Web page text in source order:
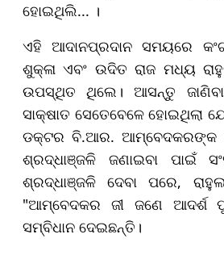
ହୋଇଥିଲି... ।
ଏହି ଆଦାନପ୍ରଦାନ ସମୟରେ
ଶୁକ୍ଳା ଏବଂ ଉଦିତ ରାଜ ମଧ୍ୟ
ଉପସ୍ଥିତ ଥିଲେ। ଆସନ୍ତୁ
ସାକ୍ଷାତ ସେତେବେଳେ ହୋଇଥିଲା
ଡକ୍ଟର ବି.ଆର. ଆମ୍ବେଦକରଙ୍କ
ଶ୍ରଦ୍ଧାଞ୍ଜଳି ଜଣାଇବା ପାଇଁ
ଶ୍ରଦ୍ଧାଞ୍ଜଳି ଦେବା ପରେ,
"ଆମ୍ବେଦକର ଜୀ ଜଣେ
ସମ୍ବିଧାନ ଦେଇଛନ୍ତି।